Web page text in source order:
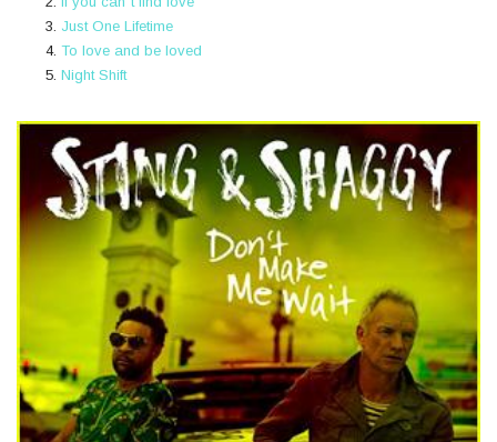
Just One Lifetime
To love and be loved
Night Shift